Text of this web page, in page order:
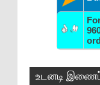
உடனடி